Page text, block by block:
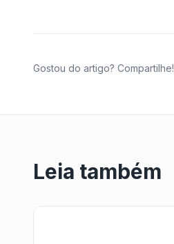
Gostou do artigo? Compartilhe!
Leia também